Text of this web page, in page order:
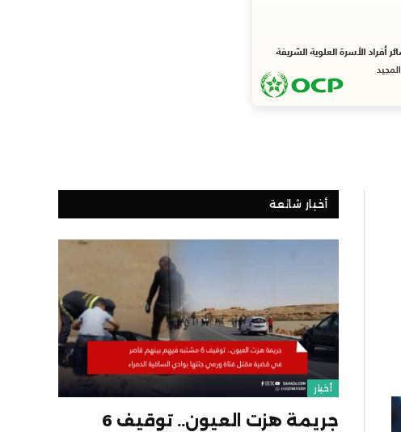
أخبار شائعة
أخبار
جريمة هزت العيون.. توقيف 6